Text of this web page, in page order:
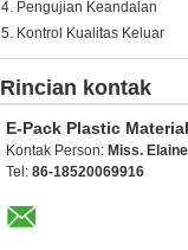
4. Pengujian Keandalan
5. Kontrol Kualitas Keluar
Rincian kontak
E-Pack Plastic
Kontak Person: Miss.
Tel: 86-18520069916